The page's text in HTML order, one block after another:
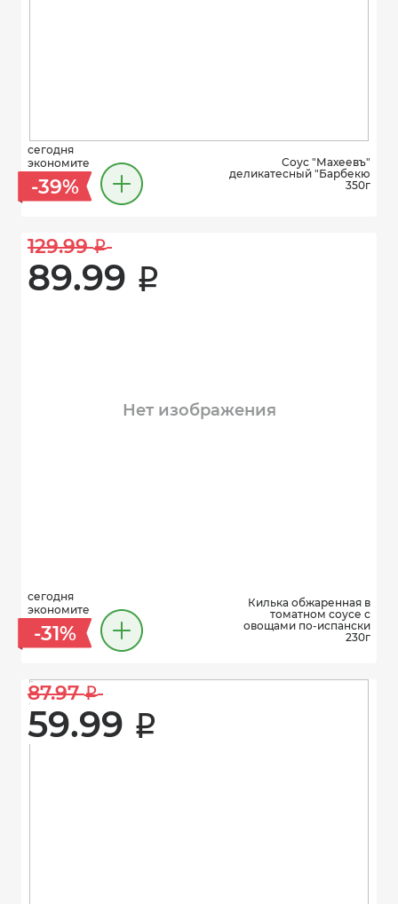
сегодня
экономите
-39%
Соус "Махеевъ"
деликатесный "Барбекю
350г
129.99 i
89.99 i
Нет изображения
сегодня
экономите
-31%
Килька обжаренная в
томатном соусе с
овощами по-испански
230г
87.97 i
59.99 i